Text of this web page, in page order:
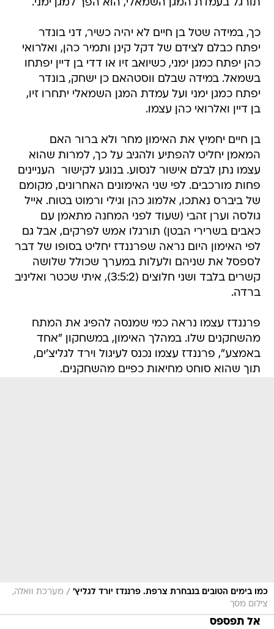
תורגל בעמדת המגן השמאלי, הוא הפך למגן ימני.
כך, במידה שטל בן חיים לא יהיה כשיר, דני בונדר
יפתח כבלם לצידם של דקל קינן ותמיר כהן, ואלרואי
כהן יפתח כמגן ימני, כשיואב זיו או דדי בן דיין יפתחו
בשמאל. במידה שבלם ווסטהאם כן ישחק, בונדר
יפתח כמגן ימני ועל עמדת המגן השמאלי יתחרו זיו,
בן דיין ואלרואי כהן עצמו.
בן חיים יחמיץ את האימון מחר ולא ברור האם
המאמן יחליט להפתיע ולהגיב על כך, למרות שהוא
עצמו נתן לבלם אישור לנסוע. בנוגע לקישור  העניינים
פחות מורכבים. לפי שני האימונים האחרונים, מקומם
של ביברס נאתכו, אלמוג כהן וגילי ורמוט בטוח. אייל
גולסה וערן זהבי (שעוד לפני המחנה מתאמן עם
כאבים בשרירי הבטן) תורגלו אמש לפרקים, אבל גם
לפי האימון היום נראה שפרננדז יחליט בסופו של דבר
לספסל את שניהם ולעלות במערך שכולל שלושה
קשרים בלבד ושני חלוצים (3:5:2), איתי שכטר ואליניב
ברדה.
פרננדז עצמו נראה כמי שמנסה להפיג את המתח
מהשחקנים שלו. במהלך האימון, במשחקון "אחד
באמצע", פרננדז עצמו נכנס לעיגול וירד לגליצ'ים,
תוך שהוא סוחט מחיאות כפיים מהשחקנים.
כמו בימים הטובים בנבחרת צרפת. פרננדז יורד לגליץ' / מערכת וואלה,
צילום מסך
אל תפספס